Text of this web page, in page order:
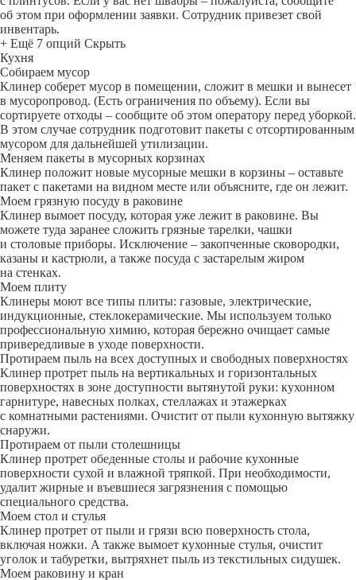
об этом при оформлении заявки. Сотрудник привезет свой
инвентарь.
+ Ещё 7 опций Скрыть
Кухня
Собираем мусор
Клинер соберет мусор в помещении, сложит в мешки и вынесет
в мусоропровод. (Есть ограничения по объему). Если вы
сортируете отходы – сообщите об этом оператору перед уборкой.
В этом случае сотрудник подготовит пакеты с отсортированным
мусором для дальнейшей утилизации.
Меняем пакеты в мусорных корзинах
Клинер положит новые мусорные мешки в корзины – оставьте
пакет с пакетами на видном месте или объясните, где он лежит.
Моем грязную посуду в раковине
Клинер вымоет посуду, которая уже лежит в раковине. Вы
можете туда заранее сложить грязные тарелки, чашки
и столовые приборы. Исключение – закопченные сковородки,
казаны и кастрюли, а также посуда с застарелым жиром
на стенках.
Моем плиту
Клинеры моют все типы плиты: газовые, электрические,
индукционные, стеклокерамические. Мы используем только
профессиональную химию, которая бережно очищает самые
привередливые в уходе поверхности.
Протираем пыль на всех доступных и свободных поверхностях
Клинер протрет пыль на вертикальных и горизонтальных
поверхностях в зоне доступности вытянутой руки: кухонном
гарнитуре, навесных полках, стеллажах и этажерках
с комнатными растениями. Очистит от пыли кухонную вытяжку
снаружи.
Протираем от пыли столешницы
Клинер протрет обеденные столы и рабочие кухонные
поверхности сухой и влажной тряпкой. При необходимости,
удалит жирные и въевшиеся загрязнения с помощью
специального средства.
Моем стол и стулья
Клинер протрет от пыли и грязи всю поверхность стола,
включая ножки. А также вымоет кухонные стулья, очистит
уголок и табуретки, вытряхнет пыль из текстильных сидушек.
Моем раковину и кран